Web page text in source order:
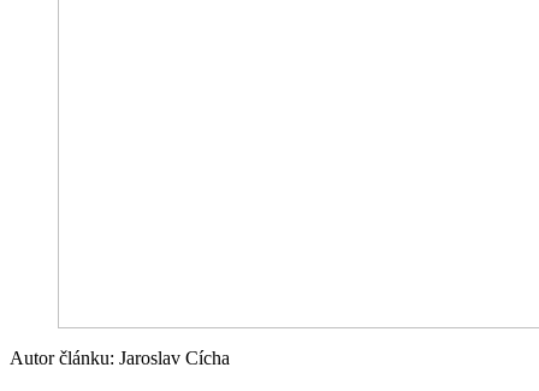
Autor článku: Jaroslav Cícha